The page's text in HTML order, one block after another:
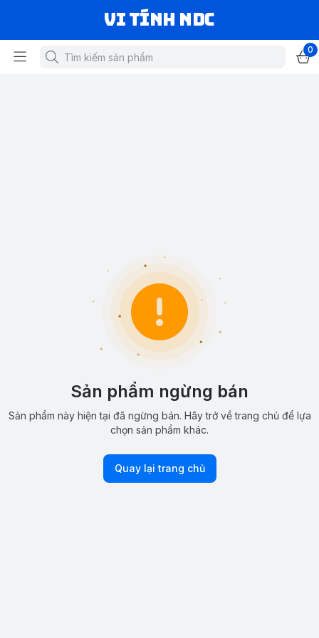
VI TÍNH NDC
0
Sản phẩm ngừng bán
Sản phẩm này hiện tại đã ngừng bán. Hãy trở về trang chủ để lựa
chọn sản phẩm khác.
Quay lại trang chủ